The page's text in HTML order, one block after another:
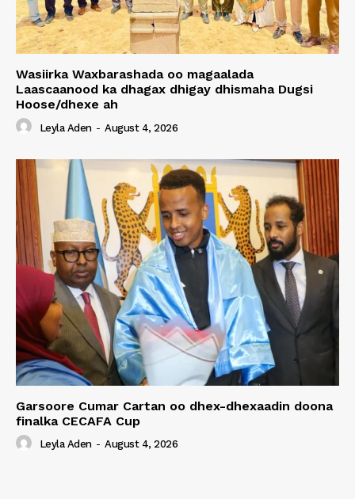
Wasiirka Waxbarashada oo magaalada
Laascaanood ka dhagax dhigay dhismaha Dugsi
Hoose/dhexe ah
Leyla Aden - August 4, 2026
Garsoore Cumar Cartan oo dhex-dhexaadin doona
finalka CECAFA Cup
Leyla Aden - August 4, 2026